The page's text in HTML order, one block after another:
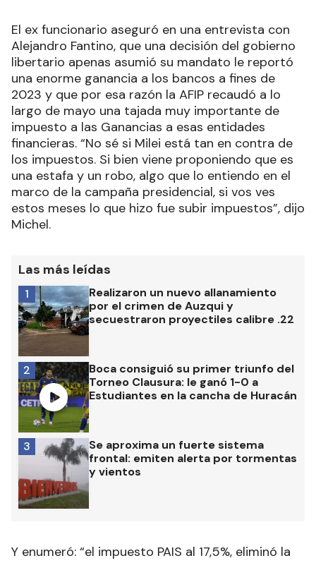
El ex funcionario aseguró en una entrevista con
Alejandro Fantino, que una decisión del gobierno
libertario apenas asumió su mandato le reportó
una enorme ganancia a los bancos a fines de
2023 y que por esa razón la AFIP recaudó a lo
largo de mayo una tajada muy importante de
impuesto a las Ganancias a esas entidades
financieras. “No sé si Milei está tan en contra de
los impuestos. Si bien viene proponiendo que es
una estafa y un robo, algo que lo entiendo en el
marco de la campaña presidencial, si vos ves
estos meses lo que hizo fue subir impuestos”, dijo
Michel.
Las más leídas
Realizaron un nuevo allanamiento
por el crimen de Auzqui y
secuestraron proyectiles calibre .22
1
Boca consiguió su primer triunfo del
Torneo Clausura: le ganó 1-0 a
Estudiantes en la cancha de Huracán
2
Se aproxima un fuerte sistema
frontal: emiten alerta por tormentas
y vientos
3
Y enumeró: “el impuesto PAIS al 17,5%, eliminó la